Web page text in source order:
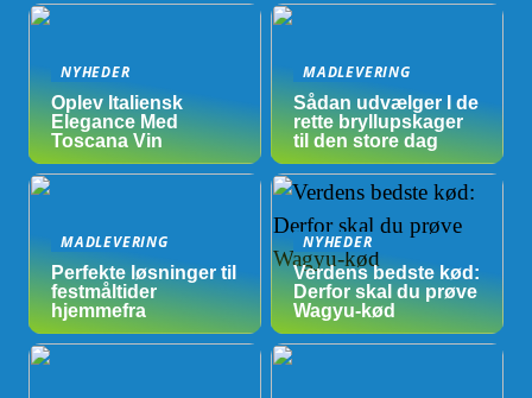
NYHEDER
Oplev Italiensk
Elegance Med
Toscana Vin
MADLEVERING
Sådan udvælger I de
rette bryllupskager
til den store dag
MADLEVERING
Perfekte løsninger til
festmåltider
hjemmefra
NYHEDER
Verdens bedste kød:
Derfor skal du prøve
Wagyu-kød